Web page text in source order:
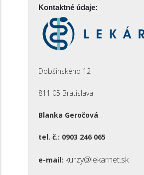
Kontaktné údaje:
Dobšinského 12
811 05 Bratislava
Blanka Geročová
tel. č.: 0903 246 065
e-mail: kurzy@lekarnet.sk